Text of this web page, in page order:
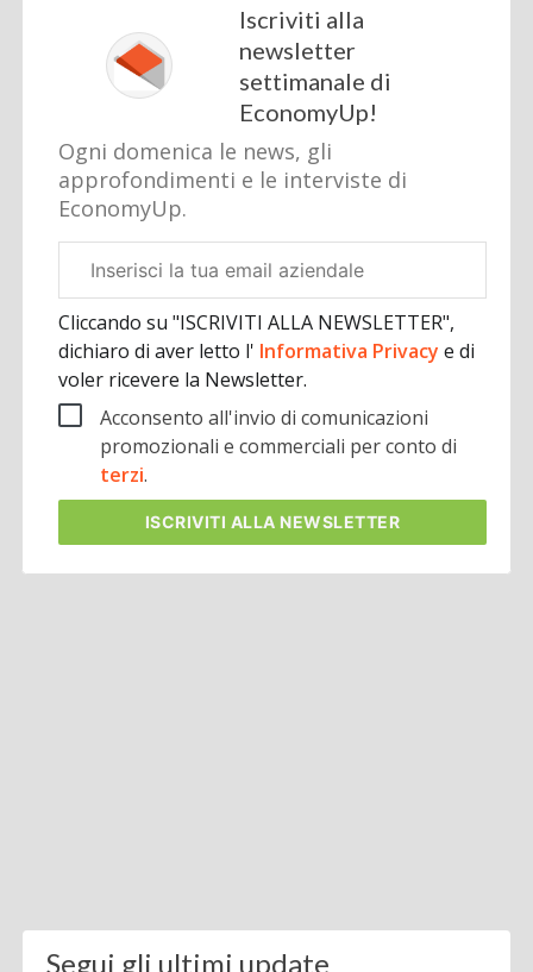
Iscriviti alla
newsletter
settimanale di
EconomyUp!
Ogni domenica le news, gli
approfondimenti e le interviste di
EconomyUp.
aziendale
Cliccando su "ISCRIVITI ALLA NEWSLETTER",
dichiaro di aver letto l' Informativa Privacye di
voler ricevere la Newsletter.
Acconsento all'invio di comunicazioni
promozionali e commerciali per conto di
terzi.
ISCRIVITI ALLA NEWSLETTER
Segui gli ultimi update